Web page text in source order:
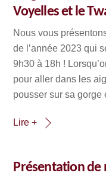
Voyelles et le
Nous vous
de l’année 2023 qui
9h30 à 18h !
pour aller dans les
pousser sur sa gorge
Lire +
Présentation de